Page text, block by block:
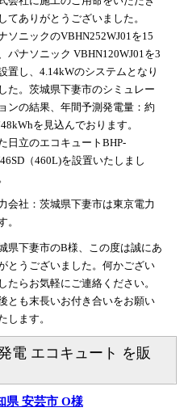
てありがとうございました。
ソニックのVBHN252WJ01を15
パナソニック VBHN120WJ01を3
置し、4.14kWのシステムとなり
た。茨城県下妻市のシミュレー
ンの結果、年間予測発電量：約
を見込んでおります。
日立のエコキュートBHP-
（460L)を設置いたしまし
会社：茨城県下妻市は東京電力
。
県下妻市のB様、この度は誠にあ
とうございました。何かござい
たらお気軽にご連絡ください。
とも末長いお付き合いをお願い
します。
電 エコキュート を販
県 安芸市 O様